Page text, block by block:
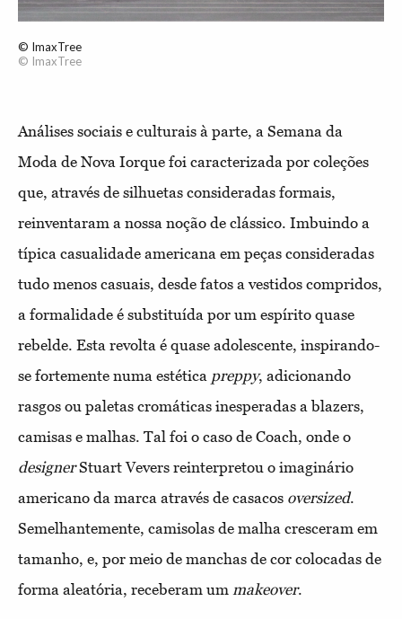
© ImaxTree
© ImaxTree
Análises sociais e culturais à parte, a Semana da
Moda de Nova Iorque foi caracterizada por coleções
que, através de silhuetas consideradas formais,
reinventaram a nossa noção de clássico. Imbuindo a
típica casualidade americana em peças consideradas
tudo menos casuais, desde fatos a vestidos compridos,
a formalidade é substituída por um espírito quase
rebelde. Esta revolta é quase adolescente, inspirando-
se fortemente numa estética preppy, adicionando
rasgos ou paletas cromáticas inesperadas a blazers,
camisas e malhas. Tal foi o caso de Coach, onde o
designerStuart Vevers reinterpretou o imaginário
americano da marca através de casacos oversized.
Semelhantemente, camisolas de malha cresceram em
tamanho, e, por meio de manchas de cor colocadas de
forma aleatória, receberam um makeover.